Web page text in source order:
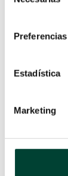
Preferencias
Estadística
Marketing
Curva
De
precarga